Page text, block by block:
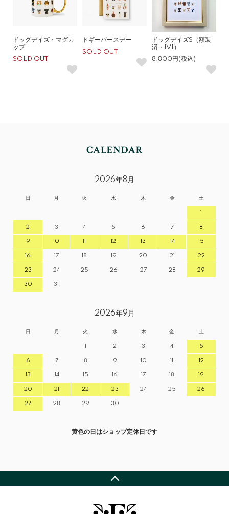
ドッグデイズ・マグカ
ップ
SOLD OUT
ドギーバースデー
SOLD OUT
ドッグデイズS（額装
済・IV1）
8,800円(税込)
2026年8月
日 月 火 水 木 金 土
1
2 3 4 5 6 7 8
9 10 11 12 13 14 15
16 17 18 19 20 21 22
23 24 25 26 27 28 29
30 31
2026年9月
日 月 火 水 木 金 土
1 2 3 4 5
6 7 8 9 10 11 12
13 14 15 16 17 18 19
20 21 22 23 24 25 26
27 28 29 30
黄色の日はショップ定休日です